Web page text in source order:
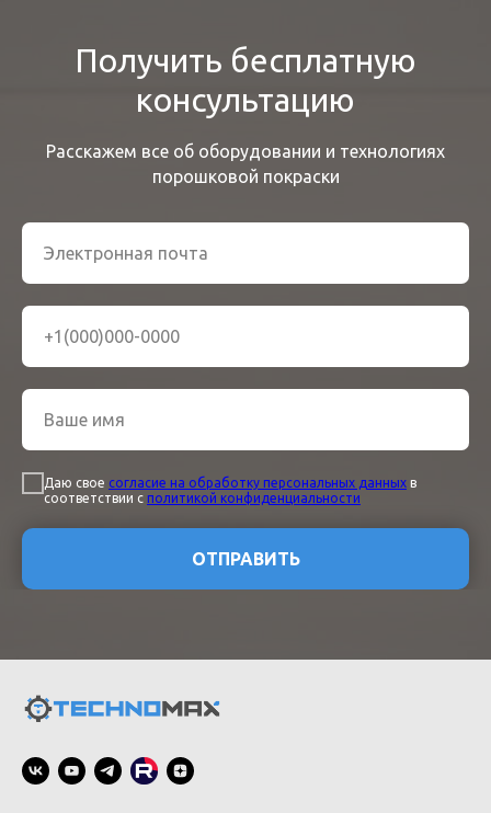
Получить бесплатную
консультацию
Расскажем все об оборудовании и технологиях
порошковой покраски
Даю свое согласие на обработку персональных данных в
соответствии с политикой конфиденциальности
ОТПРАВИТЬ